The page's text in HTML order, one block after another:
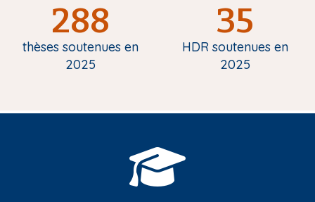
288
thèses soutenues en
2025
35
HDR soutenues en
2025